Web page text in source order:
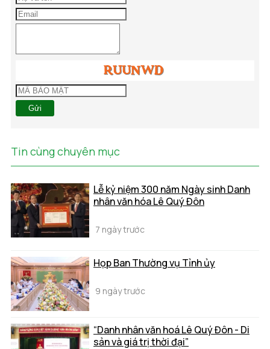
Gửi
Tin cùng chuyên mục
Lễ kỷ niệm 300 năm Ngày sinh Danh
nhân văn hóa Lê Quý Đôn
7 ngày trước
Họp Ban Thường vụ Tỉnh ủy
9 ngày trước
“Danh nhân văn hoá Lê Quý Đôn - Di
sản và giá trị thời đại”